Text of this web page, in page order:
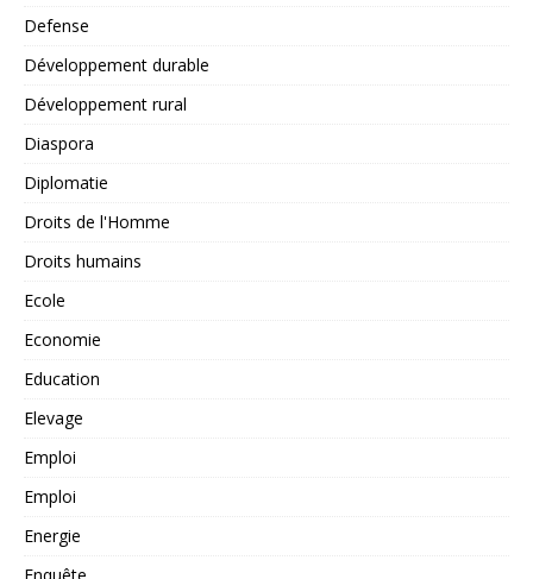
Defense
Développement durable
Développement rural
Diaspora
Diplomatie
Droits de l'Homme
Droits humains
Ecole
Economie
Education
Elevage
Emploi
Emploi
Energie